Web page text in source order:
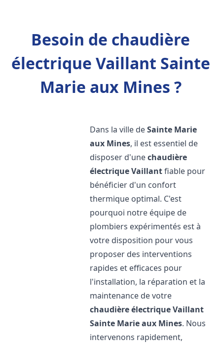
Besoin de chaudière
électrique Vaillant Sainte
Marie aux Mines ?
Dans la ville deSainte Marie
aux Mines, il est essentiel de
disposer d'unechaudière
électrique Vaillantfiable pour
bénéficier d'un confort
thermique optimal. C'est
pourquoi notre équipe de
plombiers expérimentés est à
votre disposition pour vous
proposer des interventions
rapides et efficaces pour
l'installation, la réparation et la
maintenance de votre
chaudière électrique Vaillant
Sainte Marie aux Mines. Nous
intervenons rapidement,